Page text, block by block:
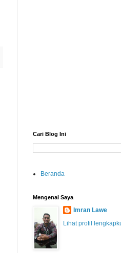
Cari Blog Ini
Beranda
Mengenai Saya
Imran Lawe
Lihat profil